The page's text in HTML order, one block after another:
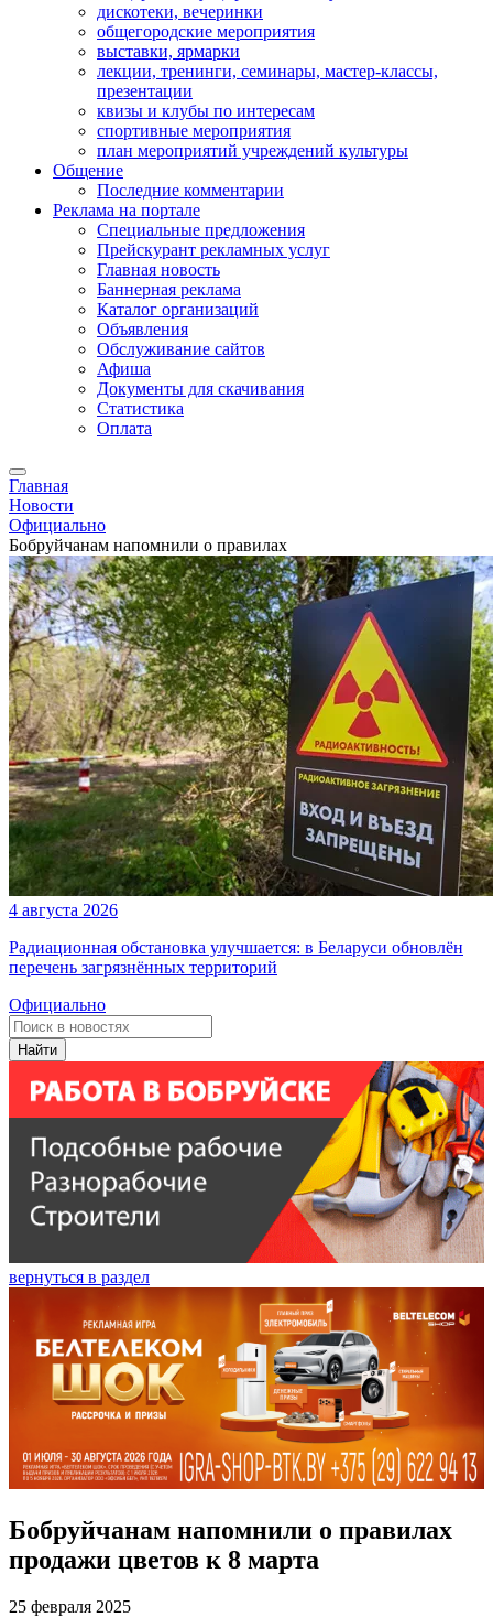
дискотеки, вечеринки
общегородские мероприятия
выставки, ярмарки
лекции, тренинги, семинары, мастер-классы,
презентации
квизы и клубы по интересам
спортивные мероприятия
план мероприятий учреждений культуры
Общение
Последние комментарии
Реклама на портале
Специальные предложения
Прейскурант рекламных услуг
Главная новость
Баннерная реклама
Каталог организаций
Объявления
Обслуживание сайтов
Афиша
Документы для скачивания
Статистика
Оплата
Главная
Новости
Официально
Бобруйчанам напомнили о правилах
4 августа 2026
Радиационная обстановка улучшается: в Беларуси обновлён
перечень загрязнённых территорий
Официально
Найти
вернуться в раздел
Бобруйчанам напомнили о правилах
продажи цветов к 8 марта
25 февраля 2025